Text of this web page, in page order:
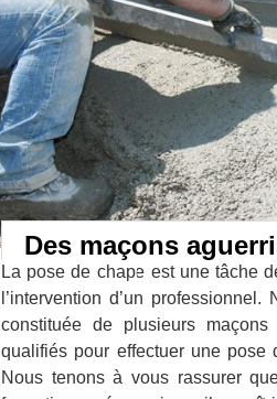
Des maçons
La pose de chape est une tâche
l’intervention d’un
constituée de plusieurs
qualifiés pour effectuer une pose
Nous tenons à vous rassurer